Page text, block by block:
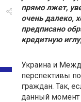
прямо лжет,
очень далеко,
предписано
кредитную
Украина и
перспективы
граждан. Так,
данный момент